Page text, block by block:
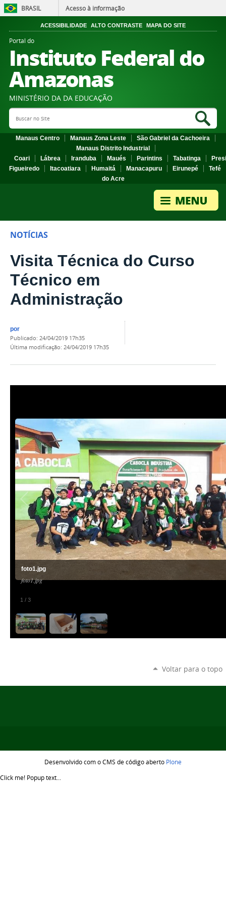
BRASIL Acesso à informação
ACESSIBILIDADE ALTO CONTRASTE MAPA DO SITE
Portal do
Instituto Federal do
Amazonas
MINISTÉRIO DA DA EDUCAÇÃO
Search Site
Manaus Centro Manaus Zona Leste
São Gabriel da Cachoeira
Manaus Distrito Industrial
Coari
Lábrea Iranduba Maués Parintins Tabatinga
Figueiredo
Itacoatiara Humaitá Manacapuru Eirunepé
Tefé
do Acre
NOTÍCIAS
Visita Técnica do Curso
Técnico em
Administração
por
publicado: 24/04/2019 17h35
última modificação: 24/04/2019 17h35
1 / 3
foto1.jpg
foto1.jpg
Voltar para o topo
Desenvolvido com o CMS de código aberto Plone
Click me! Popup text...